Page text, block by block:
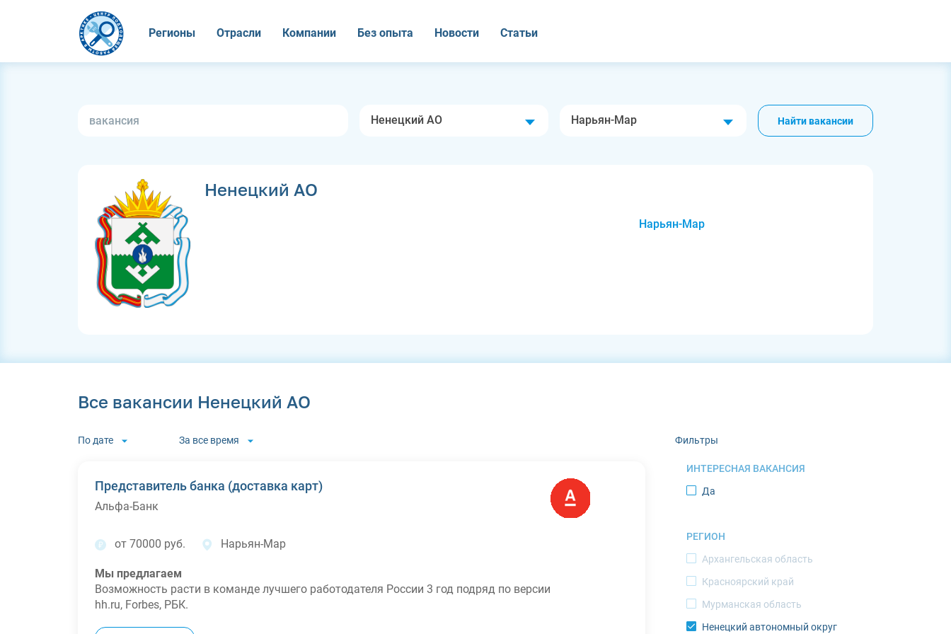
Регионы Отрасли Компании Без опыта Новости Статьи
Ненецкий АО Нарьян-Мар Найти вакансии
Ненецкий АО
Нарьян-Мар
Все вакансии Ненецкий АО
Фильтры
ИНТЕРЕСНАЯ ВАКАНСИЯ
Да
РЕГИОН
Архангельская область
Красноярский край
Мурманская область
Ненецкий автономный округ
По дате За все время
Представитель банка (доставка карт)
Альфа-Банк
от 70000 руб. Нарьян-Мар
Мы предлагаем
Возможность расти в команде лучшего работодателя России 3 год подряд по версии
hh.ru, Forbes, РБК.